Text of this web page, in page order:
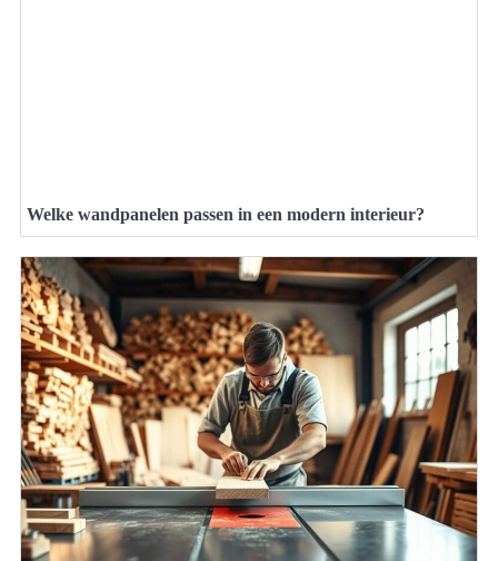
Welke wandpanelen passen in een modern interieur?